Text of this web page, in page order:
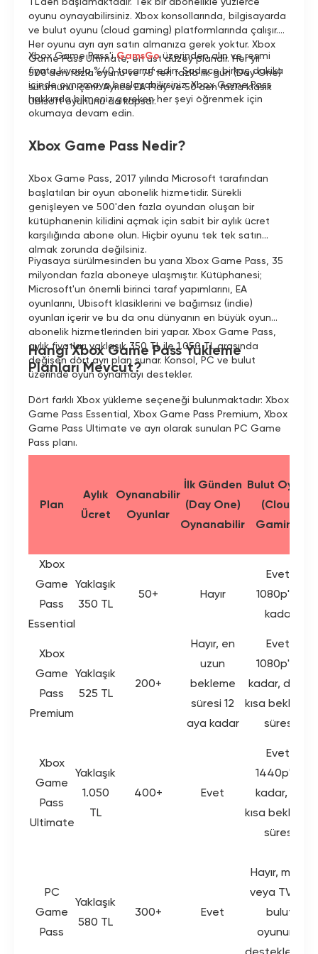
paylaşılmaz
Arkadaşlarla paylaş—Aynı anda 3 arkadaşınızla
paylaşabilirsiniz
%100 yasal & güvenli—Microsoft resmi aboneliği,
tamamen yasal
Global erişim—Tüm bölgelerde kısıtlama olmadan
çalışır
Güvenilir destek—Tam satış sonrası hizmet ve yardım
EA Play üyeliği dahil
Xbox Live Gold dahil
Üyelere özel indirimler ve teklifler
Şunlar için mükemmel:
Xbox ekosisteminin tamamını isteyen hardcore
oyuncular
Maliyet ve eğlenceyi paylaşmak isteyen arkadaş
grupları
Bölge kısıtlaması olmadan erişim isteyen uluslararası
kullanıcılar
Cross-platform oyun arayan PC ve Xbox oyuncuları
Bu, risksiz ve sınırsız oyun keyfi için biletiniz—risk yok,
kısıtlama yok, sadece saf oyun eğlencesi!
oyunu oynayabilirsiniz. Xbox konsollarında, bilgisayarda
ve bulut oyunu (cloud gaming) platformlarında çalışır.
Her oyunu ayrı ayrı satın almanıza gerek yoktur. Xbox
Game Pass Ultimate, en üst düzey plandır. Her yıl
500'den fazla oyunu ve 75'ten fazla ilk gün (Day One)
sürümünü içerir. Ayrıca EA Play ve 50'den fazla klasik
Ubisoft oyununu da kapsar.
Xbox Game Pass'iGamsGoüzerinden alın ve resmi
fiyata kıyasla %40 tasarruf edin. Sadece birkaç dakika
içinde oynamaya başlayabilirsiniz. Xbox Game Pass
hakkında bilmeniz gereken her şeyi öğrenmek için
okumaya devam edin.
Xbox Game Pass Nedir?
Xbox Game Pass, 2017 yılında Microsoft tarafından
başlatılan bir oyun abonelik hizmetidir. Sürekli
genişleyen ve 500'den fazla oyundan oluşan bir
kütüphanenin kilidini açmak için sabit bir aylık ücret
karşılığında abone olun. Hiçbir oyunu tek tek satın
almak zorunda değilsiniz.
Piyasaya sürülmesinden bu yana Xbox Game Pass, 35
milyondan fazla aboneye ulaşmıştır. Kütüphanesi;
Microsoft'un önemli birinci taraf yapımlarını, EA
oyunlarını, Ubisoft klasiklerini ve bağımsız (indie)
oyunları içerir ve bu da onu dünyanın en büyük oyun
abonelik hizmetlerinden biri yapar. Xbox Game Pass,
aylık fiyatları yaklaşık 350 TL ile 1.050 TL arasında
değişen dört ayrı plan sunar. Konsol, PC ve bulut
üzerinde oyun oynamayı destekler.
Hangi Xbox Game Pass Yükleme
Planları Mevcut?
Dört farklı Xbox yükleme seçeneği bulunmaktadır: Xbox
Game Pass Essential, Xbox Game Pass Premium, Xbox
Game Pass Ultimate ve ayrı olarak sunulan PC Game
Pass planı.
Plan
Aylık
Ücret
Oynanabilir
Oyunlar
İlk Günden
(Day One)
Oynanabilir
Bulut Oyunu
(Cloud
Gaming)
Xbox
Game
Pass
Essential
Yaklaşık
350 TL
50+ Hayır
Evet,
1080p'ye
kadar
Xbox
Game
Pass
Premium
Yaklaşık
525 TL
200+
Hayır, en
uzun
bekleme
süresi 12
aya kadar
Evet,
1080p'ye
kadar, daha
kısa bekleme
süresi
Xbox
Game
Pass
Ultimate
Yaklaşık
1.050
TL
400+ Evet
Evet,
1440p'ye
kadar, en
kısa bekleme
süresi
PC
Game
Pass
Yaklaşık
580 TL
300+ Evet
Hayır, mobil
veya TV'de
bulut
oyununu